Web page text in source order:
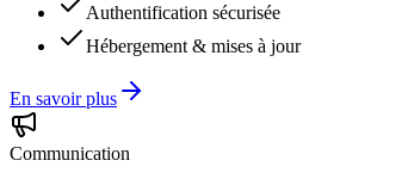
Authentification sécurisée
Hébergement & mises à jour
En savoir plus
Communication